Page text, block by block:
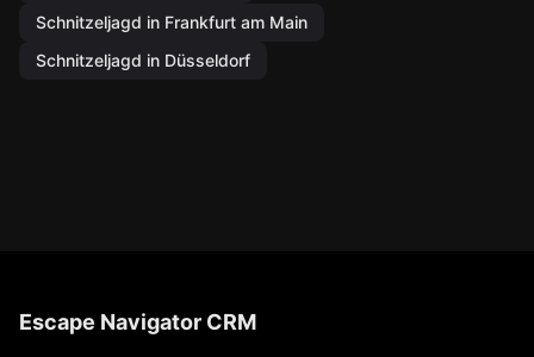
Schnitzeljagd in Frankfurt am Main
Schnitzeljagd in Düsseldorf
Escape Navigator CRM